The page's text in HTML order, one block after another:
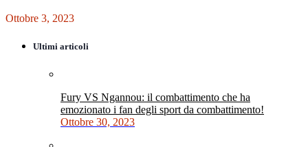
Ottobre 3, 2023
Ultimi articoli
Fury VS Ngannou: il combattimento che ha
emozionato i fan degli sport da combattimento!
Ottobre 30, 2023